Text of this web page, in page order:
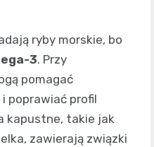
ryby morskie, bo
3. Przy
pomagać
poprawiać profil
kapustne, takie jak
zawierają związki